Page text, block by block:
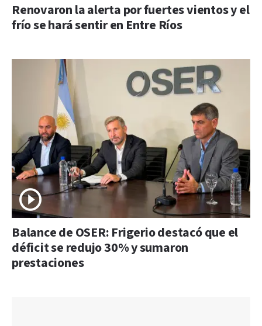
Renovaron la alerta por fuertes vientos y el
frío se hará sentir en Entre Ríos
Balance de OSER: Frigerio destacó que el
déficit se redujo 30% y sumaron
prestaciones